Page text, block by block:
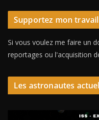
Supportez mon travail
Si vous voulez me faire un
reportages ou l'acquisition
Les astronautes